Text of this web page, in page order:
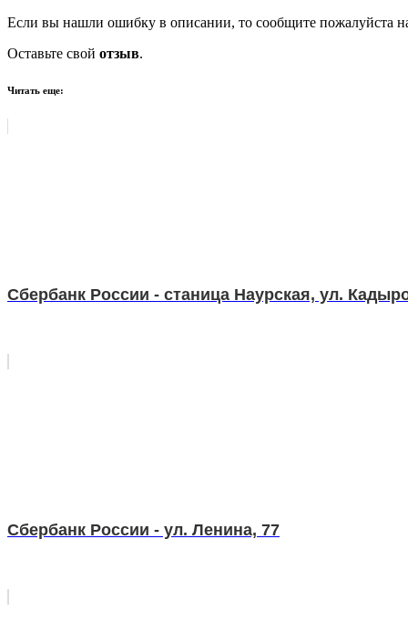
Если вы нашли ошибку в описании, то сообщите пожалуйста
Оставьте свой отзыв.
Читать еще:
Сбербанк России - станица Наурская, ул.
Сбербанк России - ул. Ленина, 77